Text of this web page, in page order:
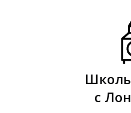
с